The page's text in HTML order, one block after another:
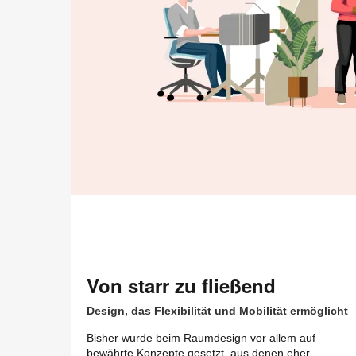
Von starr zu fließend
Design, das Flexibilität und Mobilität ermöglicht
Bisher wurde beim Raumdesign vor allem auf
bewährte Konzepte gesetzt, aus denen eher